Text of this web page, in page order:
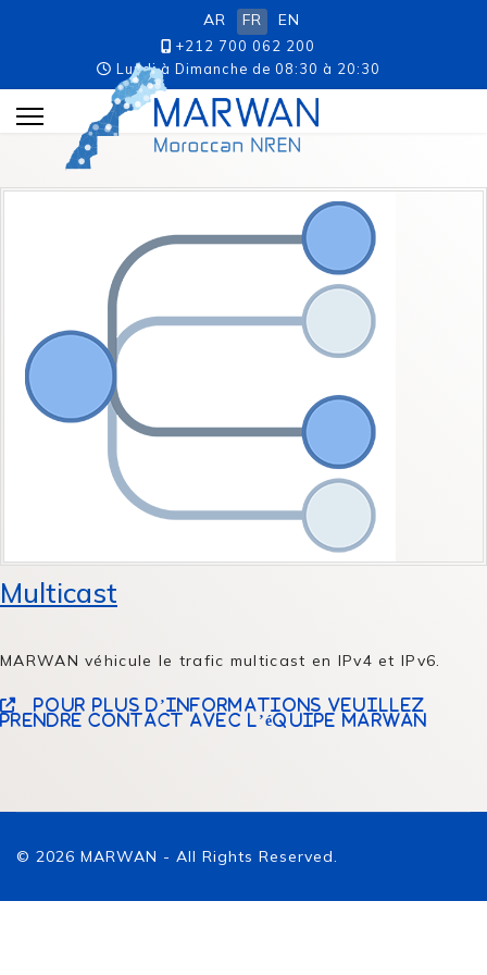
AR FR EN
+212 700 062 200
Lundi à Dimanche de 08:30 à 20:30
Multicast
MARWAN véhicule le trafic multicast en IPv4 et IPv6.
Pour plus d’informations veuillez
prendre contact avec l’équipe MARWAN
© 2026 MARWAN - All Rights Reserved.